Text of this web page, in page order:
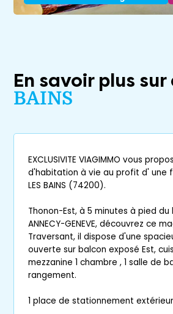
En savoir plus sur
BAINS
EXCLUSIVITE VIAGIMMO vous
d'habitation à vie au profit d' une
LES BAINS (74200).
Thonon-Est, à 5 minutes à pied
ANNECY-GENEVE, découvrez ce
Traversant, il dispose d'une
ouverte sur balcon exposé Est,
mezzanine 1 chambre , 1 salle de
rangement.
1 place de stationnement